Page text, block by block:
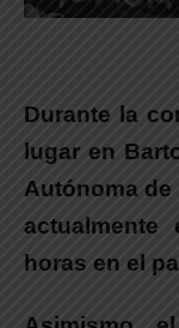
Durante la
lugar en
Autónoma
horas en el